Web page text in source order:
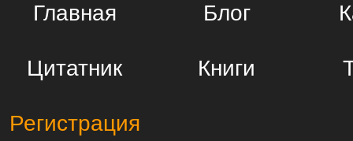
Главная Блог
Цитатник Книги
Регистрация